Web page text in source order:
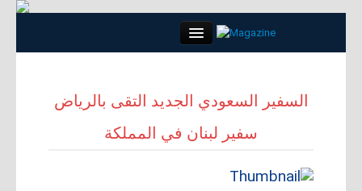
الرئيسية
السفير السعودي الجديد التقى بالرياض
سفير لبنان في المملكة